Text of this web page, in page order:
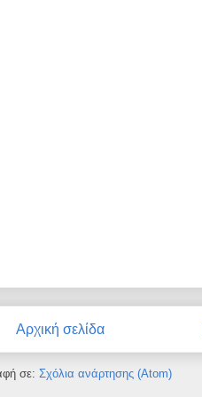
Αρχική σελίδα
σε: Σχόλια ανάρτησης (Atom)